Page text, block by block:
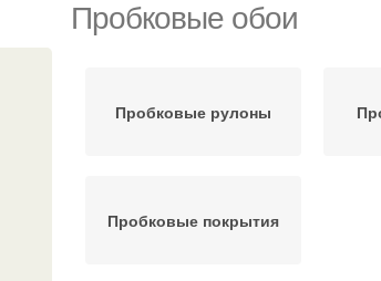
Пробковые обои
Пробковые рулоны
Пробковые покрытия